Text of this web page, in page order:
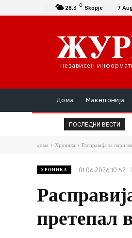
28.3 C Skopje 7
независен
Дома Македонија
ПОСЛЕДНИ ВЕСТИ
дома Хроника Расправија за пари
ХРОНИКА 01.06.2026 10:52
претепал